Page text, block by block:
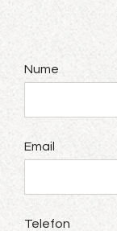
Nume
Email
Telefon